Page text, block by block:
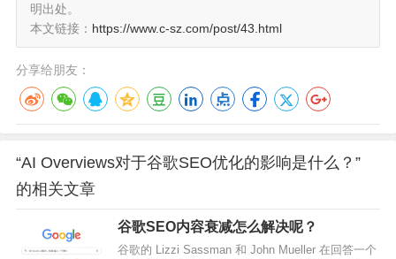
明出处。
本文链接： https://www.c-sz.com/post/43.html
分享给朋友：
“AI Overviews对于谷歌SEO优化的影响是什么？”
的相关文章
谷歌SEO内容衰减怎么解决呢？
谷歌的 Lizzi Sassman 和 John Mueller 在回答一个